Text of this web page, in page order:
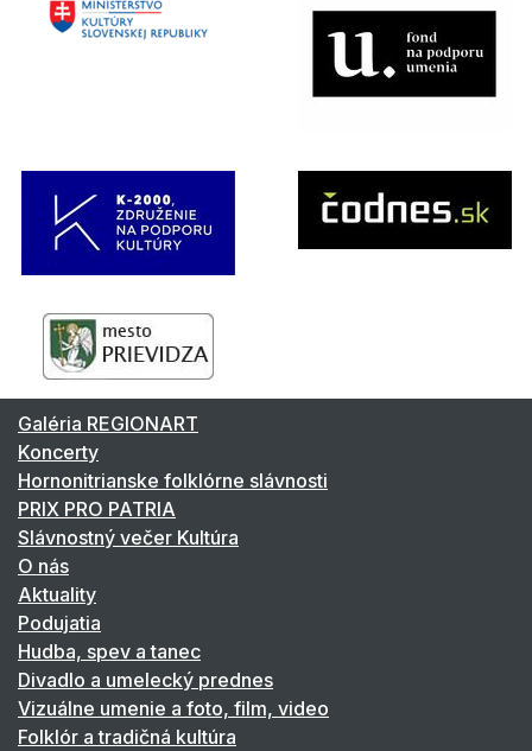
Galéria REGIONART
Koncerty
Hornonitrianske folklórne slávnosti
PRIX PRO PATRIA
Slávnostný večer Kultúra
O nás
Aktuality
Podujatia
Hudba, spev a tanec
Divadlo a umelecký prednes
Vizuálne umenie a foto, film, video
Folklór a tradičná kultúra